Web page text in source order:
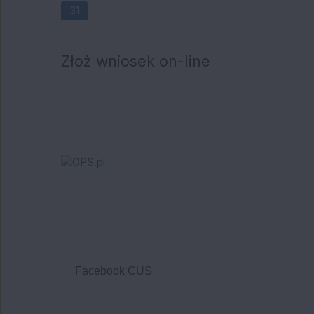
31
Złoż wniosek on-line
Facebook CUS